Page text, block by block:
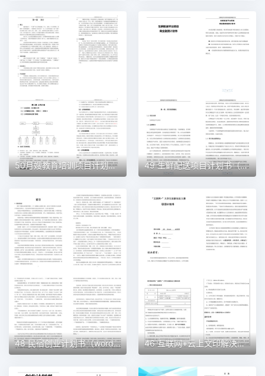
50月嫂教育培训项目计划书（word＋ppt配套）创业计划书word模板 49 生鲜配送项目计划书（word＋ppt配套）创业计划书word模板
48 民宿创业计划书（word＋ppt配套）创业计划书word模板 46 互联网+云上文印解决方案创业计划书（word＋ppt配套）创业计划书word模板